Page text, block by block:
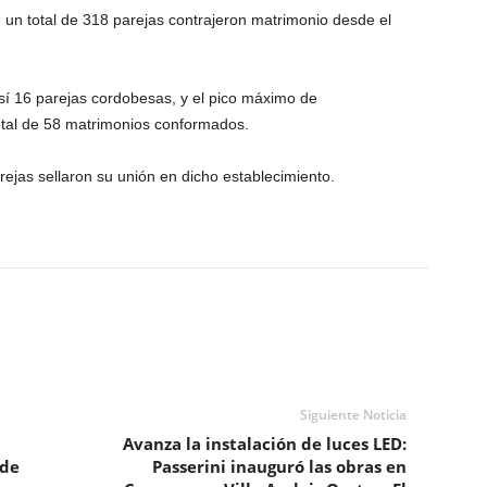
total de 318 parejas contrajeron matrimonio desde el
16 parejas cordobesas, y el pico máximo de
de 58 matrimonios conformados.
sellaron su unión en dicho establecimiento.
Siguiente Noticia
Avanza la instalación de luces LED:
Passerini inauguró las obras en